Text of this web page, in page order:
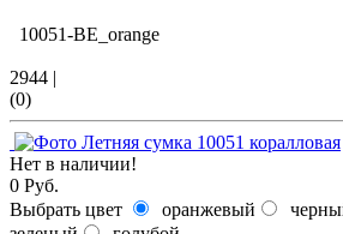
10051-BE_orange
2944 |
(0)
Нет в наличии!
0 Руб.
Выбрать цвет
оранжевый